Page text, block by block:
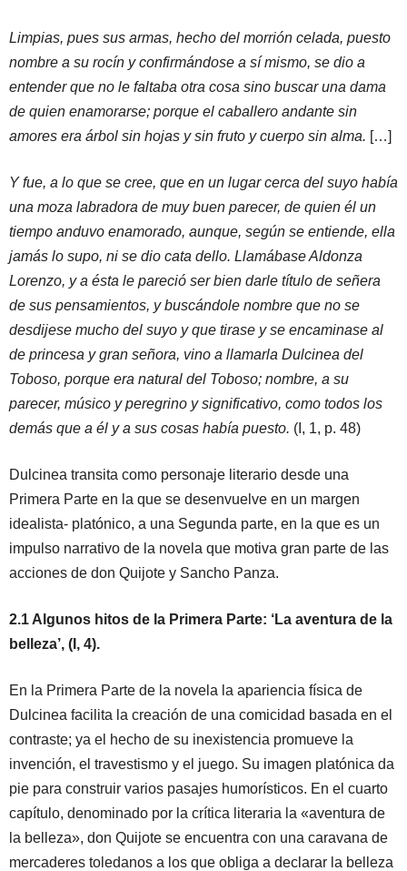
Limpias, pues sus armas, hecho del morrión celada, puesto
nombre a su rocín y confirmándose a sí mismo, se dio a
entender que no le faltaba otra cosa sino buscar una dama
de quien enamorarse; porque el caballero andante sin
amores era árbol sin hojas y sin fruto y cuerpo sin alma. […]
Y fue, a lo que se cree, que en un lugar cerca del suyo había
una moza labradora de muy buen parecer, de quien él un
tiempo anduvo enamorado, aunque, según se entiende, ella
jamás lo supo, ni se dio cata dello. Llamábase Aldonza
Lorenzo, y a ésta le pareció ser bien darle título de señera
de sus pensamientos, y buscándole nombre que no se
desdijese mucho del suyo y que tirase y se encaminase al
de princesa y gran señora, vino a llamarla Dulcinea del
Toboso, porque era natural del Toboso; nombre, a su
parecer, músico y peregrino y significativo, como todos los
demás que a él y a sus cosas había puesto. (I, 1, p. 48)
Dulcinea transita como personaje literario desde una
Primera Parte en la que se desenvuelve en un margen
idealista- platónico, a una Segunda parte, en la que es un
impulso narrativo de la novela que motiva gran parte de las
acciones de don Quijote y Sancho Panza.
2.1 Algunos hitos de la Primera Parte: ‘La aventura de la
belleza’, (I, 4).
En la Primera Parte de la novela la apariencia física de
Dulcinea facilita la creación de una comicidad basada en el
contraste; ya el hecho de su inexistencia promueve la
invención, el travestismo y el juego. Su imagen platónica da
pie para construir varios pasajes humorísticos. En el cuarto
capítulo, denominado por la crítica literaria la «aventura de
la belleza», don Quijote se encuentra con una caravana de
mercaderes toledanos a los que obliga a declarar la belleza